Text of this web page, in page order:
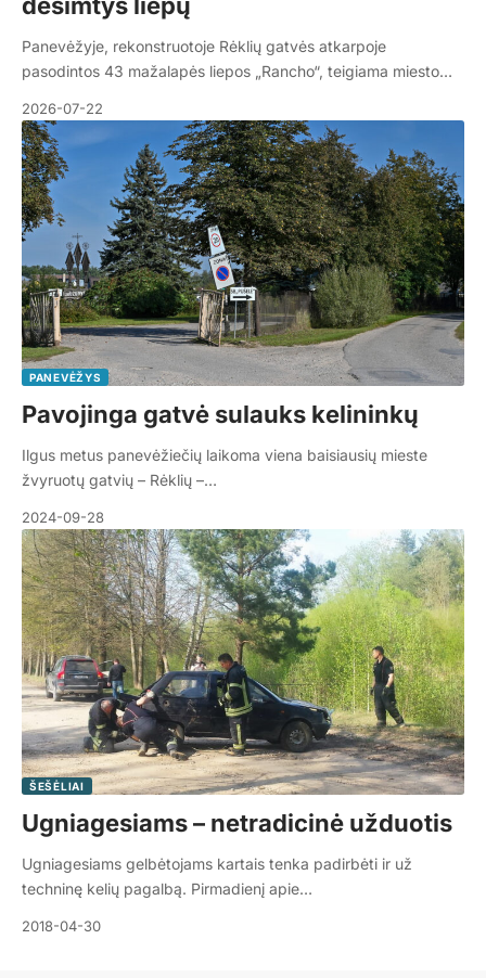
dešimtys liepų
Panevėžyje, rekonstruotoje Rėklių gatvės atkarpoje
pasodintos 43 mažalapės liepos „Rancho“, teigiama miesto…
2026-07-22
PANEVĖŽYS
Pavojinga gatvė sulauks kelininkų
Ilgus metus panevėžiečių laikoma viena baisiausių mieste
žvyruotų gatvių – Rėklių –…
2024-09-28
ŠEŠĖLIAI
Ugniagesiams – netradicinė užduotis
Ugniagesiams gelbėtojams kartais tenka padirbėti ir už
techninę kelių pagalbą. Pirmadienį apie…
2018-04-30